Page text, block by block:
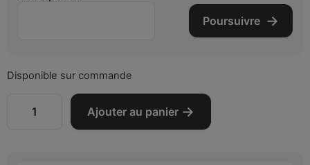
Poursuivre
Disponible sur commande
Ajouter au panier